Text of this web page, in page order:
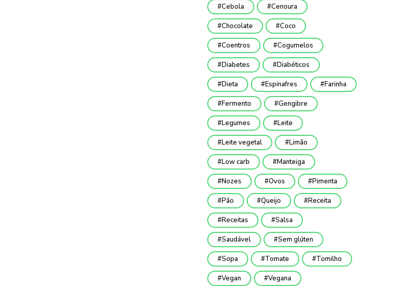
Cebola Cenoura
Chocolate Coco
Coentros Cogumelos
Diabetes Diabéticos
Dieta Espinafres Farinha
Fermento Gengibre
Legumes Leite
Leite vegetal Limão
Low carb Manteiga
Nozes Ovos Pimenta
Pão Queijo Receita
Receitas Salsa
Saudável Sem glúten
Sopa Tomate Tomilho
Vegan Vegana